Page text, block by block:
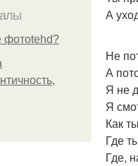
фотоtehd?
А
Не
А
Я не
Я
Как
Где
Где,